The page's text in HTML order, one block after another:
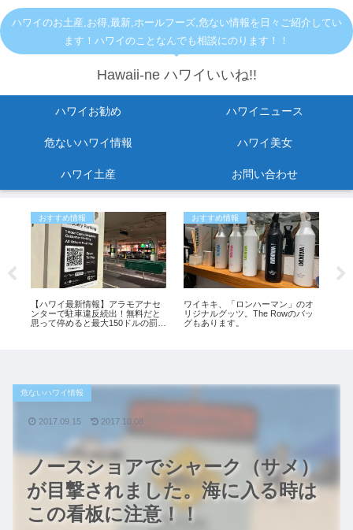
ハワイのお土産,お得,最新,ホールフーズ,危ない情報を日々ご紹介してい
ます！ハワイのことなんでも相談にのります！！
Hawaii-ne ハワイいいね!!
ハワイお勧め ハワイニュース
危ないハワイ情報 ハワイ美女
ハワイ土産 お問い合わせ
おすすめ情報
【ハワイ最新情報】アラモアナセ
ンターで駐車違反続出！無料だと
思って停めると最大150ドルの罰金
おすすめ情報
ワイキキ、「ロンハーマン」のオ
リジナルグッツ。The Rowのバッ
グもあります。
ノースショアでシャーク（サメ）
が目撃されました。海に入る時は
この看板に注意！！
危ないハワイ情報
2017.09.15 2017.10.08